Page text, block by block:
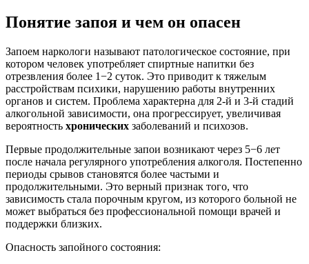
Понятие запоя и чем он опасен
Запоем наркологи называют патологическое состояние, при
котором человек употребляет спиртные напитки без
отрезвления более 1−2 суток. Это приводит к тяжелым
расстройствам психики, нарушению работы внутренних
органов и систем. Проблема характерна для 2-й и 3-й стадий
алкогольной зависимости, она прогрессирует, увеличивая
вероятность хронических заболеваний и психозов.
Первые продолжительные запои возникают через 5−6 лет
после начала регулярного употребления алкоголя. Постепенно
периоды срывов становятся более частыми и
продолжительными. Это верный признак того, что
зависимость стала порочным кругом, из которого больной не
может выбраться без профессиональной помощи врачей и
поддержки близких.
Опасность запойного состояния: